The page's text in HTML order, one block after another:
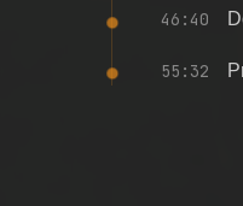
46:40
55:32